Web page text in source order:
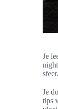
Je
Je
tips